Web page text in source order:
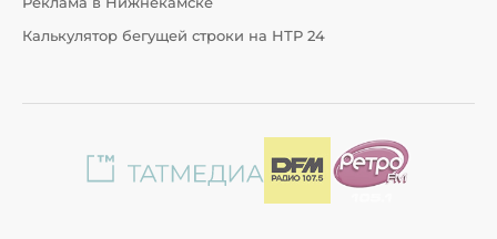
Калькулятор бегущей строки на НТР 24